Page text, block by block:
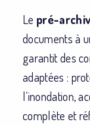
Le pré-
documents à
garantit des
adaptées :
l’inondation,
complète et